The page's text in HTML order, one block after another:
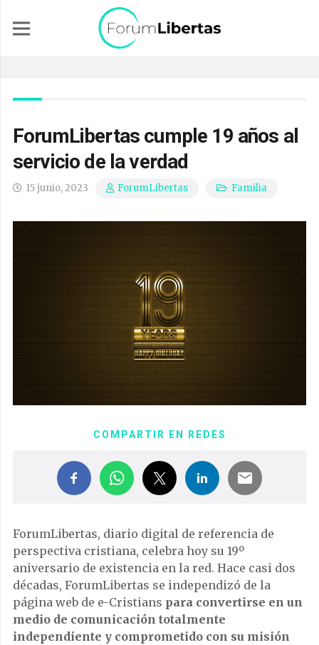
ForumLibertas cumple 19 años al
servicio de la verdad
15 junio, 2023 ForumLibertas Familia
COMPARTIR EN REDES
ForumLibertas, diario digital de referencia de
perspectiva cristiana, celebra hoy su 19º
aniversario de existencia en la red. Hace casi dos
décadas, ForumLibertas se independizó de la
página web de e-Cristians para convertirse en un
medio de comunicación totalmente
independiente y comprometido con su misión